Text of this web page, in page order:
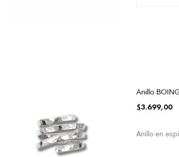
Anillo
$3.699,00
Anillo en